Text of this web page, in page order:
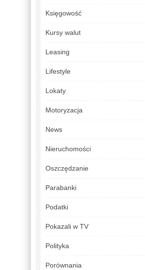
Księgowość
Kursy walut
Leasing
Lifestyle
Lokaty
Motoryzacja
News
Nieruchomości
Oszczędzanie
Parabanki
Podatki
Pokazali w TV
Polityka
Porównania